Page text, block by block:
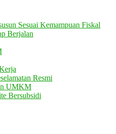
Sesuai Kemampuan Fiskal
Berjalan
Resmi
UMKM
Bersubsidi